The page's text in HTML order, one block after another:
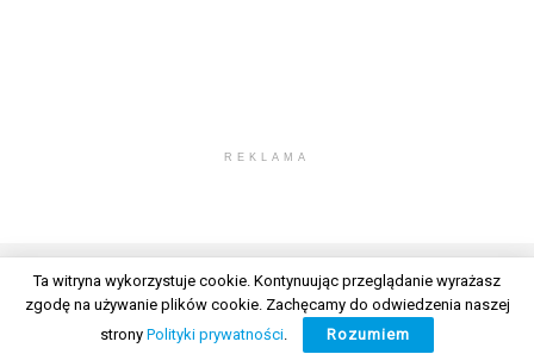
REKLAMA
© 2026 Wszelkie prawa zastrzeżone. Radio Lublin S.A. w likwidacji
Ta witryna wykorzystuje cookie. Kontynuując przeglądanie wyrażasz
zgodę na używanie plików cookie. Zachęcamy do odwiedzenia naszej
strony Polityki prywatności. Rozumiem